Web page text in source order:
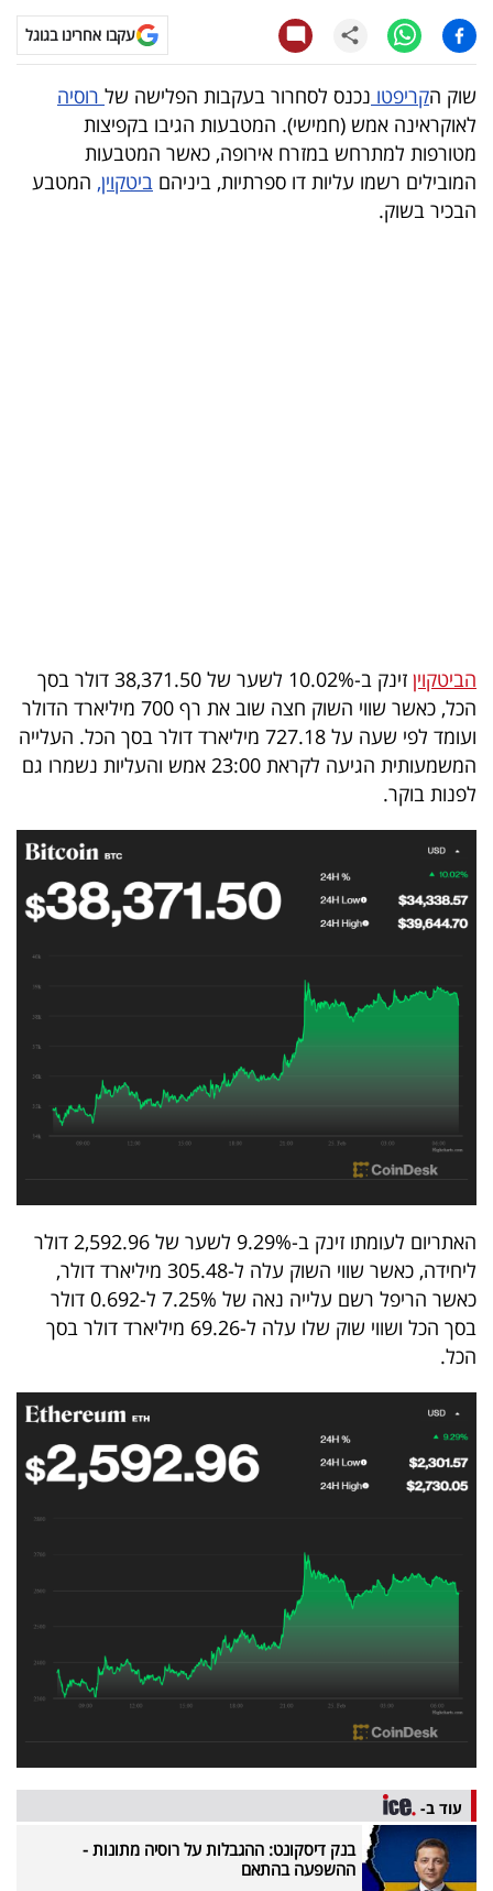
ויראלי
טלוויזיה
עסקי
ספורט
קריירה
5
המילון
הכלכלי
פודקאסט
40
UNDER
40
שיתופי
דרושים
ניוזלטרים
מייל
אדום
פרסמו
באייס
עקבו
עקבו אחרינו בגוגל
שוק הקריפטו נכנס לסחרור בעקבות הפלישה של רוסיה
לאוקראינה אמש (חמישי). המטבעות הגיבו בקפיצות
מטורפות למתרחש במזרח אירופה, כאשר המטבעות
המובילים רשמו עליות דו ספרתיות, ביניהם ביטקוין, המטבע
הבכיר בשוק.
הביטקוין
זינק ב-10.02% לשער של 38,371.50 דולר בסך
הכל, כאשר שווי השוק חצה שוב את רף 700 מיליארד הדולר
ועומד לפי שעה על 727.18 מיליארד דולר בסך הכל. העלייה
המשמעותית הגיעה לקראת 23:00 אמש והעליות נשמרו גם
לפנות בוקר.
האתריום לעומתו זינק ב-9.29% לשער של 2,592.96 דולר
ליחידה, כאשר שווי השוק עלה ל-305.48 מיליארד דולר,
כאשר הריפל רשם עלייה נאה של 7.25% ל-0.692 דולר
בסך הכל ושווי שוק שלו עלה ל-69.26 מיליארד דולר בסך
הכל.
עוד ב-
בנק דיסקונט: ההגבלות על רוסיה מתונות -
ההשפעה בהתאם